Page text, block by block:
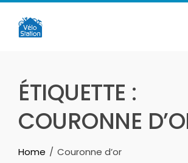
Skip
content
ÉTIQUETTE :
COURONNE
Home Couronne d’or